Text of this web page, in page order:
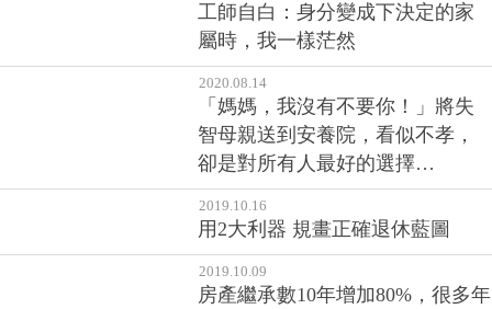
工師自白：身分變成下決定的家
屬時，我一樣茫然
2020.08.14
「媽媽，我沒有不要你！」將失
智母親送到安養院，看似不孝，
卻是對所有人最好的選擇…
2019.10.16
用2大利器 規畫正確退休藍圖
2019.10.09
房產繼承數10年增加80%，很多年